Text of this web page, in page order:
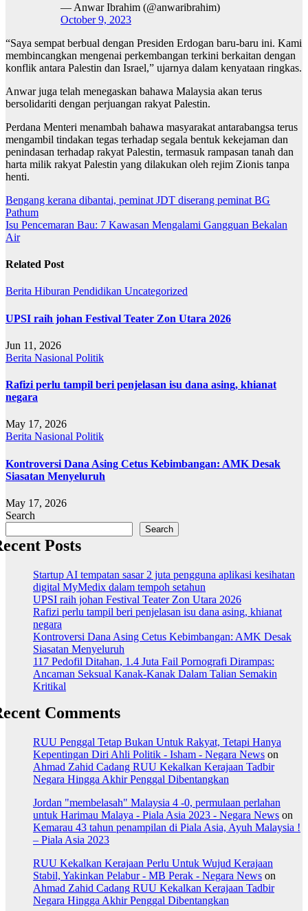
— Anwar Ibrahim (@anwaribrahim)
October 9, 2023
“Saya sempat berbual dengan Presiden Erdogan baru-baru ini. Kami
membincangkan mengenai perkembangan terkini berkaitan dengan
konflik antara Palestin dan Israel,” ujarnya dalam kenyataan ringkas.
Anwar juga telah menegaskan bahawa Malaysia akan terus
bersolidariti dengan perjuangan rakyat Palestin.
Perdana Menteri menambah bahawa masyarakat antarabangsa terus
mengambil tindakan tegas terhadap segala bentuk kekejaman dan
penindasan terhadap rakyat Palestin, termasuk rampasan tanah dan
harta milik rakyat Palestin yang dilakukan oleh rejim Zionis tanpa
henti.
Post
navigation
Bengang kerana dibantai, peminat JDT diserang peminat BG
Pathum
Isu Pencemaran Bau: 7 Kawasan Mengalami Gangguan Bekalan
Air
Related Post
Berita Hiburan Pendidikan Uncategorized
UPSI raih johan Festival Teater Zon Utara 2026
Jun 11, 2026
Berita Nasional Politik
Rafizi perlu tampil beri penjelasan isu dana asing, khianat
negara
May 17, 2026
Berita Nasional Politik
Kontroversi Dana Asing Cetus Kebimbangan: AMK Desak
Siasatan Menyeluruh
May 17, 2026
Search
Search
Posts
Startup AI tempatan sasar 2 juta pengguna aplikasi kesihatan
digital MyMedix dalam tempoh setahun
UPSI raih johan Festival Teater Zon Utara 2026
Rafizi perlu tampil beri penjelasan isu dana asing, khianat
negara
Kontroversi Dana Asing Cetus Kebimbangan: AMK Desak
Siasatan Menyeluruh
117 Pedofil Ditahan, 1.4 Juta Fail Pornografi Dirampas:
Ancaman Seksual Kanak-Kanak Dalam Talian Semakin
Kritikal
Comments
RUU Penggal Tetap Bukan Untuk Rakyat, Tetapi Hanya
Kepentingan Diri Ahli Politik - Isham - Negara News on
Ahmad Zahid Cadang RUU Kekalkan Kerajaan Tadbir
Negara Hingga Akhir Penggal Dibentangkan
Jordan "membelasah" Malaysia 4 -0, permulaan perlahan
untuk Harimau Malaya - Piala Asia 2023 - Negara News on
Kemarau 43 tahun penampilan di Piala Asia, Ayuh Malaysia !
– Piala Asia 2023
RUU Kekalkan Kerajaan Perlu Untuk Wujud Kerajaan
Stabil, Yakinkan Pelabur - MB Perak - Negara News on
Ahmad Zahid Cadang RUU Kekalkan Kerajaan Tadbir
Negara Hingga Akhir Penggal Dibentangkan